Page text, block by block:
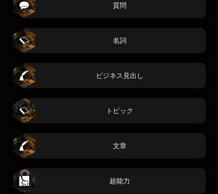
質問
名詞
ビジネス見出し
トピック
文章
超能力